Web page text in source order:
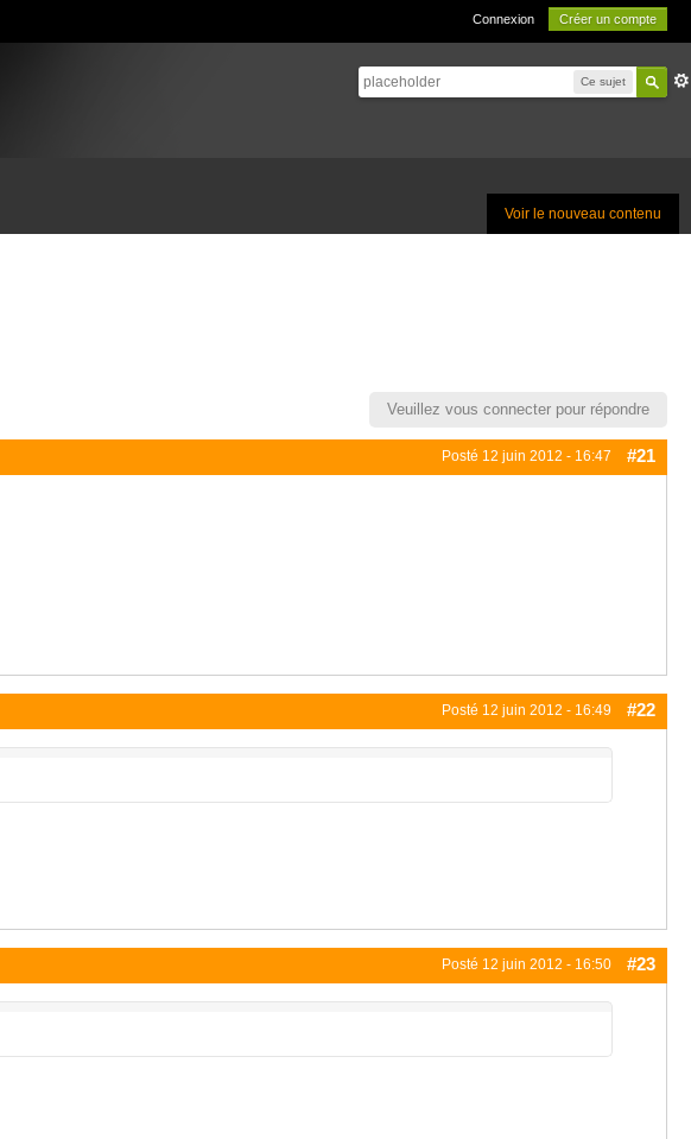
Connexion Créer un compte
Ce sujet
Voir le nouveau contenu
Veuillez vous connecter pour répondre
Posté 12 juin 2012 - 16:47 #21
Posté 12 juin 2012 - 16:49 #22
Posté 12 juin 2012 - 16:50 #23